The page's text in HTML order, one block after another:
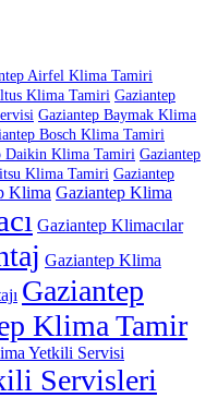
Airfel Klima Tamiri
Klima Tamiri Gaziantep
Gaziantep Baymak Klima
Bosch Klima Tamiri
Daikin Klima Tamiri Gaziantep
Klima Tamiri Gaziantep
Klima Gaziantep Klima
Gaziantep Klimacılar
Gaziantep Klima
Gaziantep
Klima Tamir
Yetkili Servisi
Servisleri